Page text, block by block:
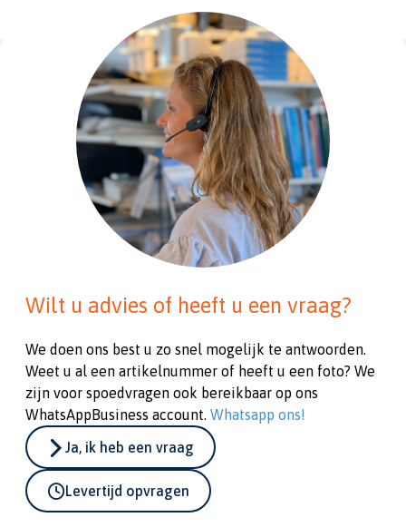
Wilt u advies of heeft u een vraag?
We doen ons best u zo snel mogelijk te antwoorden.
Weet u al een artikelnummer of heeft u een foto? We
zijn voor spoedvragen ook bereikbaar op ons
WhatsAppBusiness account. Whatsapp ons!
Ja, ik heb een vraag
Levertijd opvragen